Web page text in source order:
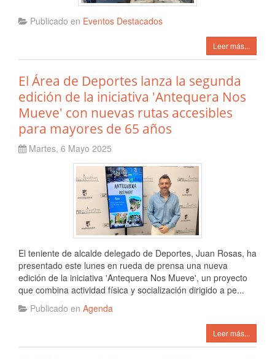
Publicado en Eventos Destacados
Leer más...
El Área de Deportes lanza la segunda
edición de la iniciativa 'Antequera Nos
Mueve' con nuevas rutas accesibles
para mayores de 65 años
Martes, 6 Mayo 2025
El teniente de alcalde delegado de Deportes, Juan Rosas, ha
presentado este lunes en rueda de prensa una nueva
edición de la iniciativa 'Antequera Nos Mueve', un proyecto
que combina actividad física y socialización dirigido a pe...
Publicado en Agenda
Leer más...